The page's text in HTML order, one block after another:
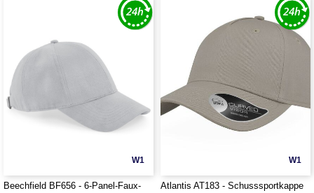
W1
Beechfield BF656 - 6-Panel-Faux-
W1
Atlantis AT183 - Schusssportkappe